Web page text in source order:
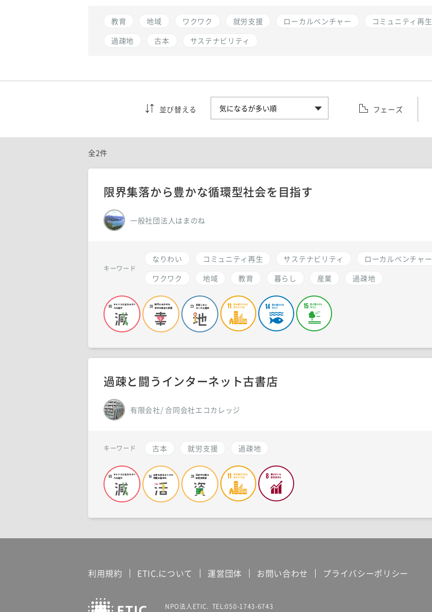
教育 地域 ワクワク 就労支援 ローカルベンチャー コミュニティ再生
過疎地
古本 サステナビリティ
並び替える フェーズ
全2件
限界集落から豊かな循環型社会を目指す
一般社団法人はまのね
キーワード
なりわい コミュニティ再生 サステナビリティ
ローカルベンチャー
ワクワク
地域 教育 暮らし 産業 過疎地
過疎と闘うインターネット古書店
有限会社/ 合同会社エコカレッジ
キーワード 古本 就労支援 過疎地
利用規約 ETIC.について 運営団体 お問い合わせ プライバシーポリシー
NPO法人ETIC. TEL:050-1743-6743